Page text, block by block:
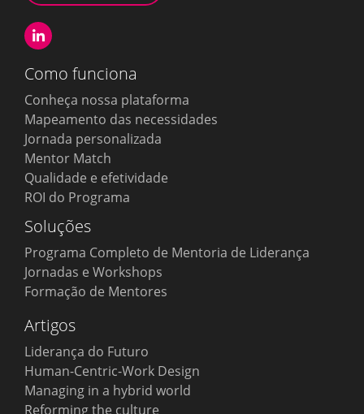
Como funciona
Conheça nossa plataforma
Mapeamento das necessidades
Jornada personalizada
Mentor Match
Qualidade e efetividade
ROI do Programa
Soluções
Programa Completo de Mentoria de Liderança
Jornadas e Workshops
Formação de Mentores
Artigos
Liderança do Futuro
Human-Centric-Work Design
Managing in a hybrid world
Reforming the culture